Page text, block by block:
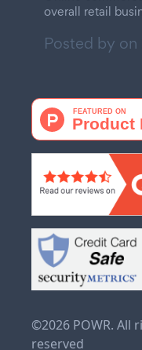
overall retail
Posted by on
©2026 POWR. All
reserved